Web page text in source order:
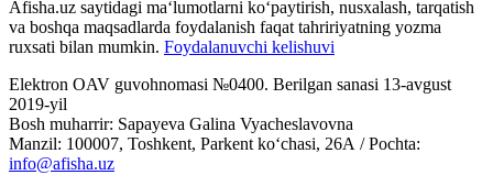
Afisha.uz saytidagi ma‘lumotlarni ko‘paytirish, nusxalash, tarqatish
va boshqa maqsadlarda foydalanish faqat tahririyatning yozma
ruxsati bilan mumkin. Foydalanuvchi kelishuvi
Elektron OAV guvohnomasi №0400. Berilgan sanasi 13-avgust
2019-yil
Bosh muharrir: Sapayeva Galina Vyacheslavovna
Manzil: 100007, Toshkent, Parkent ko‘chasi, 26А / Pochta:
info@afisha.uz